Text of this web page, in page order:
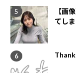
【画
てし